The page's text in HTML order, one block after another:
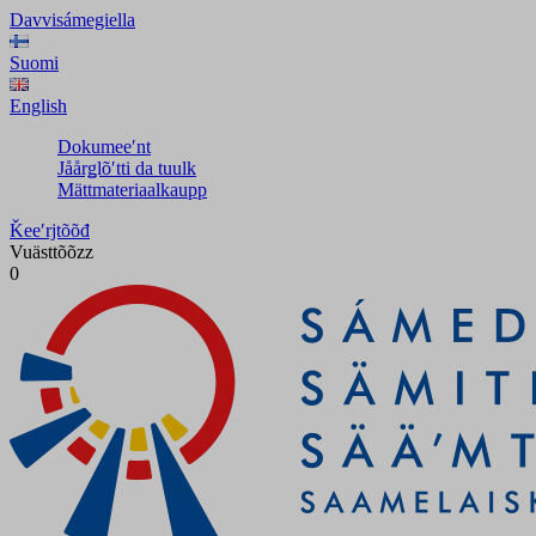
Davvisámegiella
Suomi
English
Dokumeeʹnt
Jåårǥlõʹtti da tuulk
Mättmateriaalkaupp
Ǩeeʹrjtõõđ
Vuästtõõzz
0